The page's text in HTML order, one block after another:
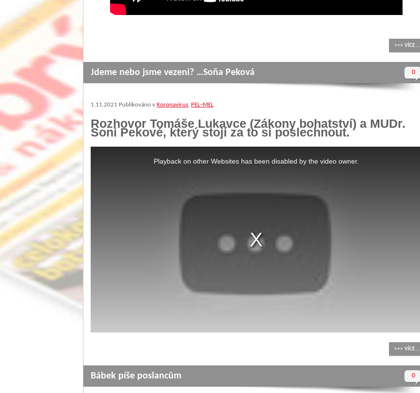
>>> VÍCE...
0
Jdeme nebo jsme vezeni? …Soňa Peková
1.11.2021 Publikováno v Koronavirus PEL–MEL
Rozhovor Tomáše Lukavce (Zákony bohatství) a MUDr.
Soni Pekové, který stojí za to si poslechnout.
Playback on other Websites has been disabled by the video owner.
>>> VÍCE...
0
Bábek píše poslancům